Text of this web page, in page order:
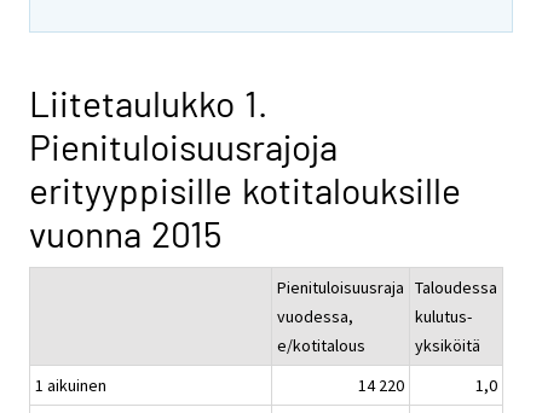
Liitetaulukko 1.
Pienituloisuusrajoja
erityyppisille kotitalouksille
vuonna 2015
Pienituloisuusraja
vuodessa,
e/kotitalous
Taloudessa
kulutus-
yksiköitä
1 aikuinen
14 220
1,0